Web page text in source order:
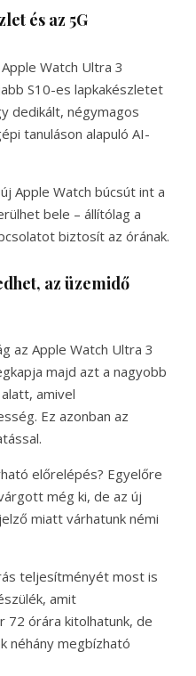
és az 5G
Watch Ultra 3
S10-es lapkakészletet
dedikált, négymagos
tanuláson alapuló AI-
Apple Watch búcsút int a
bele – állítólag a
biztosít az órának.
az üzemidő
az Apple Watch Ultra 3
majd azt a nagyobb
amivel
Ez azonban az
előrelépés? Egyelőre
még ki, de az új
miatt várhatunk némi
teljesítményét most is
amit
72 órára kitolhatunk, de
néhány megbízható